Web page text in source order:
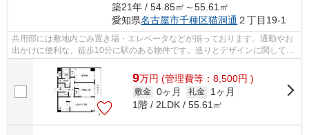
築21年 / 54.85㎡～55.61㎡
愛知県名古屋市千種区猫洞通 ２丁目19-1
共用部には敷地内ごみ置き場・エレベータなどが揃っております。通勤やお
出かけに便利な、徒歩10分に駅のある物件です。造りとデザインに関して、
9万円 (管理費等：8,500円 )
敷金 0ヶ月 礼金
1ヶ月
1階 / 2LDK / 55.61㎡